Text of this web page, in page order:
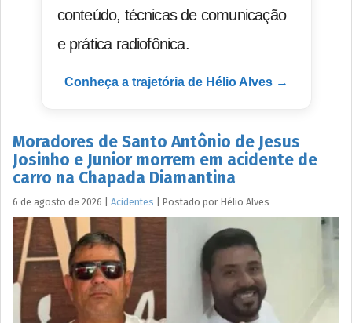
conteúdo, técnicas de comunicação
e prática radiofônica.
Conheça a trajetória de Hélio Alves →
Moradores de Santo Antônio de Jesus
Josinho e Junior morrem em acidente de
carro na Chapada Diamantina
6 de agosto de 2026 Acidentes Postado por Hélio Alves